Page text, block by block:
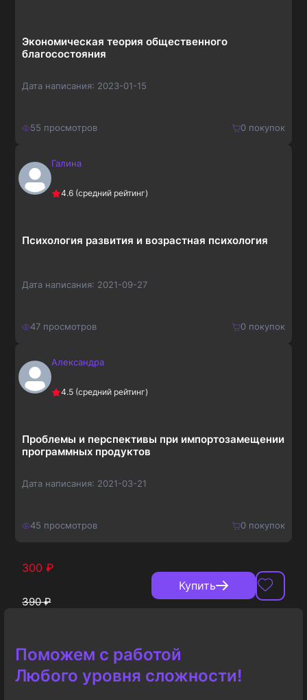
Экономическая теория общественного
благосостояния
Дата написания: 2023-01-15
55 просмотров 0покупок
150₽Галина
4.6 (средний рейтинг)
Психология развития и возрастная психология
Дата написания: 2021-09-27
47 просмотров 0покупок
210₽Александра
4.5 (средний рейтинг)
Проблемы и перспективы при импортозамещении
программных продуктов
Дата написания: 2021-03-21
45 просмотров 0покупок
300 ₽
390₽
Купить
Поможем с работой
Любого уровня сложности!